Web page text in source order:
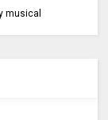
musical